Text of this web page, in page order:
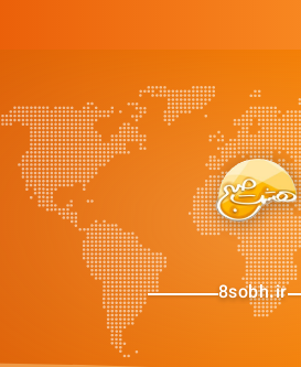
8sobh.ir